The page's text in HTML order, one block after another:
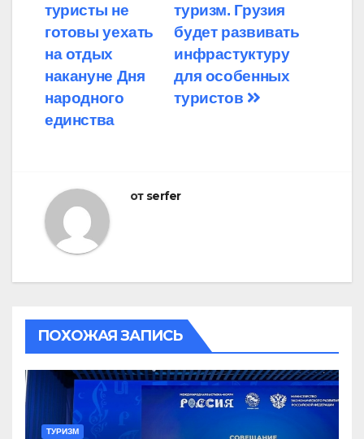
по
записям
туризм. Грузия
будет развивать
инфрастуктуру
для особенных
туристов
туристы не
готовы уехать
на отдых
накануне Дня
народного
единства
от serfer
ПОХОЖАЯ ЗАПИСЬ
ТУРИЗМ